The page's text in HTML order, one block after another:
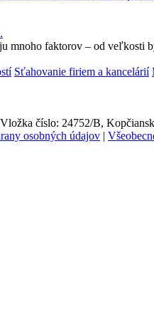
mnoho faktorov – od
Sťahovanie firiem a kancelárií
číslo: 24752/B,
osobných údajov |